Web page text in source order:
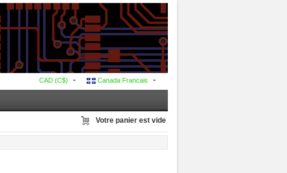
Canada Francais
CAD (C$)
Votre panier est vide